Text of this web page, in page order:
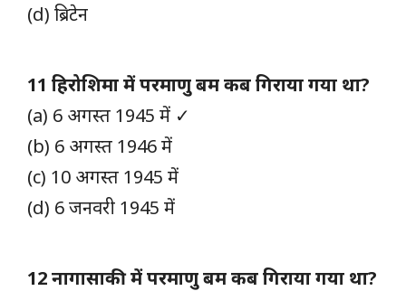
(d) ब्रिटेन
11 हिरोशिमा में परमाणु बम कब गिराया गया था?
(a) 6 अगस्त 1945 में ✓
(b) 6 अगस्त 1946 में
(c) 10 अगस्त 1945 में
(d) 6 जनवरी 1945 में
12 नागासाकी में परमाणु बम कब गिराया गया था?